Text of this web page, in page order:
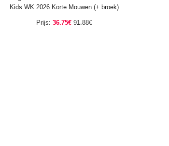
Kids WK 2026 Korte Mouwen (+ broek)
Prijs: 36.75€ 91.88€